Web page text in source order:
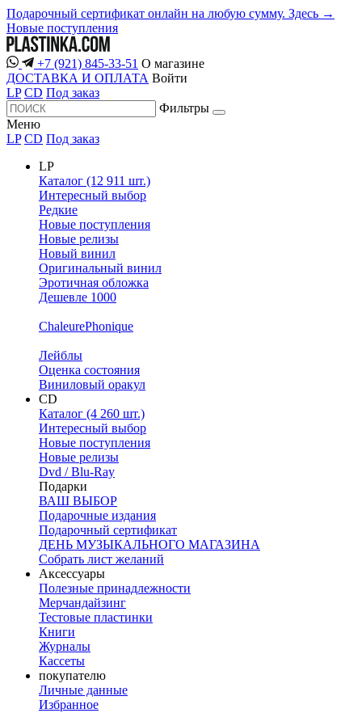
Подарочный сертификат онлайн на любую сумму. Здесь →
Новые поступления
+7 (921) 845-33-51 О магазине
ДОСТАВКА И ОПЛАТА Войти
LP CD Под заказ
Фильтры
Меню
LP CD Под заказ
LP
Каталог (12 911 шт.)
Интересный выбор
Редкие
Новые поступления
Новые релизы
Новый винил
Оригинальный винил
Эротичная обложка
Дешевле 1000
ChaleurePhonique
Лейблы
Оценка состояния
Виниловый оракул
CD
Каталог (4 260 шт.)
Интересный выбор
Новые поступления
Новые релизы
Dvd / Blu-Ray
Подарки
ВАШ ВЫБОР
Подарочные издания
Подарочный сертификат
ДЕНЬ МУЗЫКАЛЬНОГО МАГАЗИНА
Собрать лист желаний
Аксессуары
Полезные принадлежности
Мерчандайзинг
Тестовые пластинки
Книги
Журналы
Кассеты
покупателю
Личные данные
Избранное